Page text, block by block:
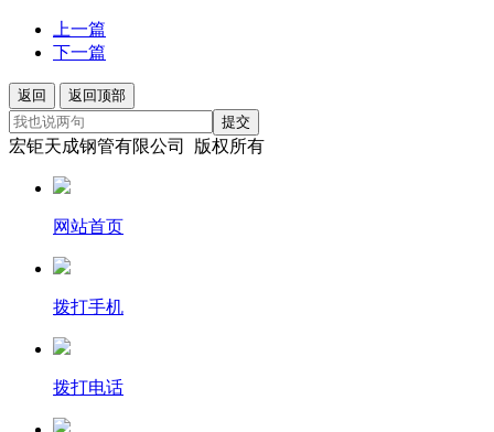
上一篇
下一篇
返回
返回顶部
提交
宏钜天成钢管有限公司 版权所有
网站首页
拨打手机
拨打电话